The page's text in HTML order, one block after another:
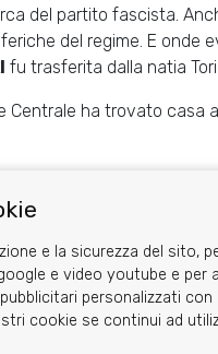
del partito fascista.
del regime. E onde
fu trasferita dalla natia
Centrale ha trovato casa
e la sicurezza del sito,
e video youtube e per
personalizzati
cookie se continui ad